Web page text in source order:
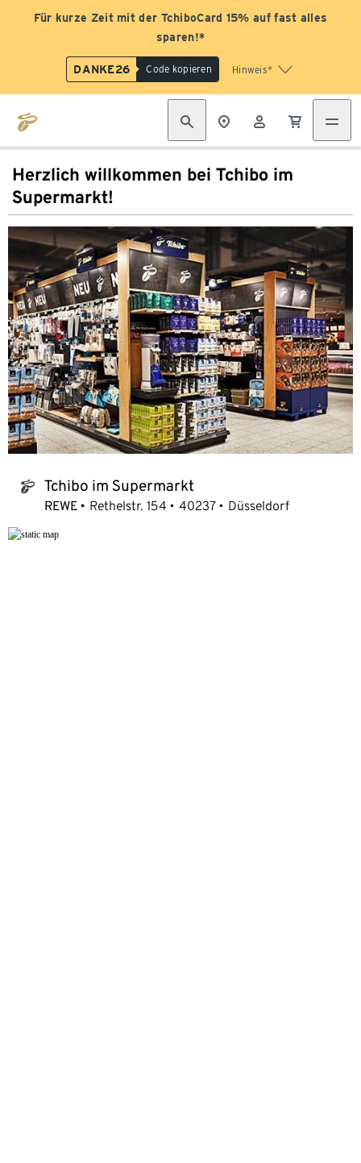
Für kurze Zeit mit der TchiboCard 15% auf fast alles
sparen!*
DANKE26 Code kopieren Hinweis*
Herzlich willkommen bei Tchibo im
Supermarkt!
tchibo_logo Tchibo im Supermarkt
REWE Rethelstr. 154 40237 Düsseldorf